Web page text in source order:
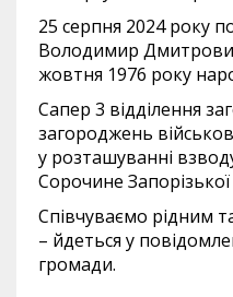
25 серпня 2024 року
Володимир
жовтня 1976 року
Сапер 3 відділення
загороджень
у розташуванні
Сорочине Запорізької
Співчуваємо рідним
– йдеться у
громади.